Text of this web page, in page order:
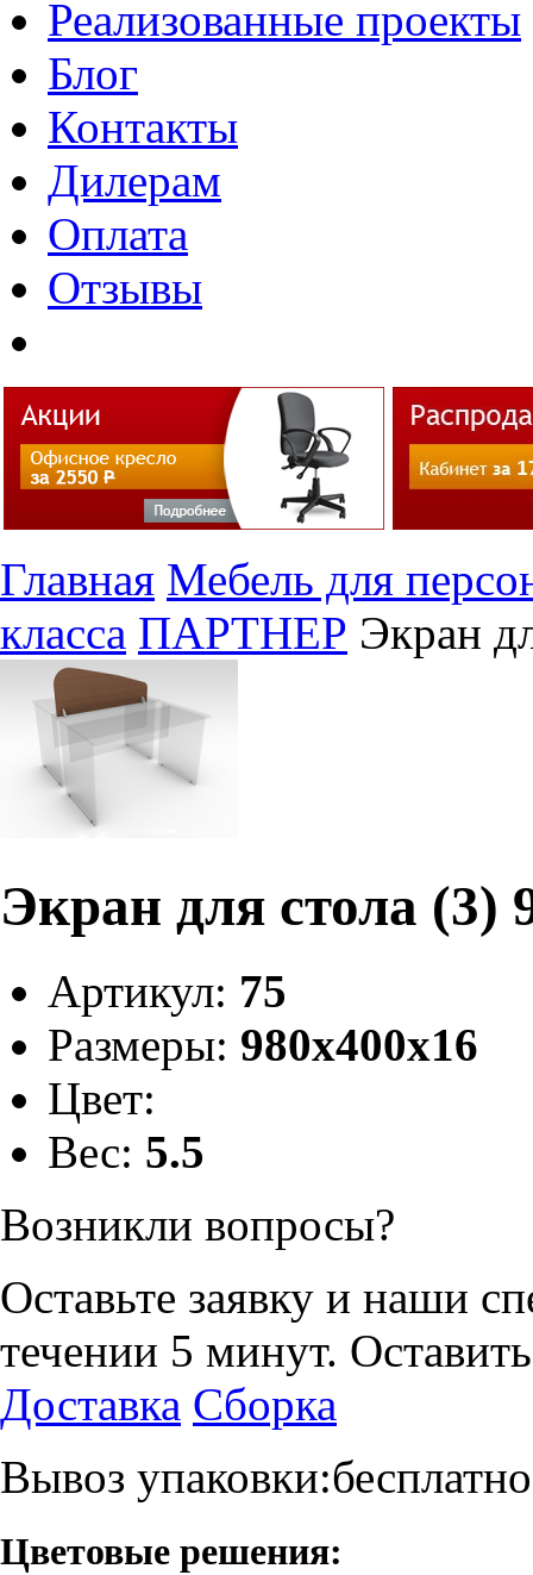
Реализованные проекты
Блог
Контакты
Дилерам
Оплата
Отзывы
Главная Мебель для
класса ПАРТНЕР Экран
Экран для стола (3)
Артикул: 75
Размеры: 980х400х16
Цвет:
Вес: 5.5
Возникли вопросы?
Оставьте заявку и наши
течении 5 минут.
Доставка Сборка
Вывоз упаковки:бесплатно
Цветовые решения: